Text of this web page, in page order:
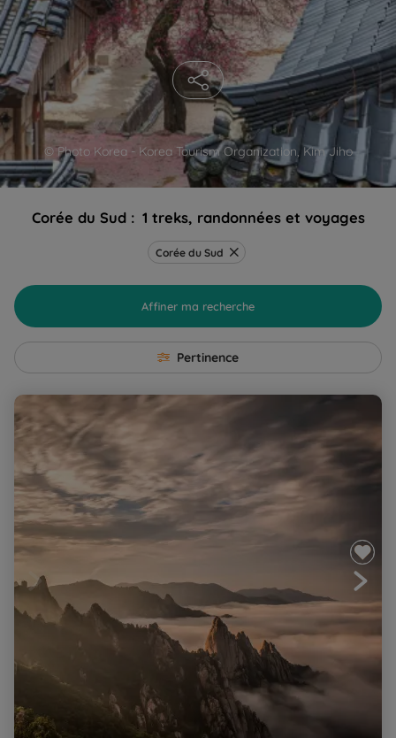
© Photo Korea - Korea Tourism Organization, Kim Jiho
Corée du Sud : 1 treks, randonnées et voyages
Corée du Sud
Affiner ma recherche
Pertinence
Randonnées et découverte au pays du Matin calme